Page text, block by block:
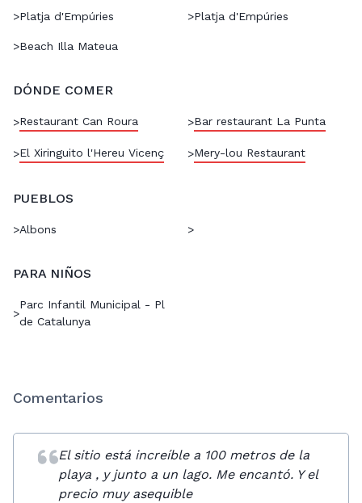
>Platja d'Empúries >Platja d'Empúries
>Beach Illa Mateua
DÓNDE COMER
>Restaurant Can Roura >Bar restaurant La Punta
>El Xiringuito l'Hereu Vicenç >Mery-lou Restaurant
PUEBLOS
>Albons >
PARA NIÑOS
>
Parc Infantil Municipal - Pl
de Catalunya
Comentarios
El sitio está increíble a 100 metros de la
playa , y junto a un lago. Me encantó. Y el
precio muy asequible